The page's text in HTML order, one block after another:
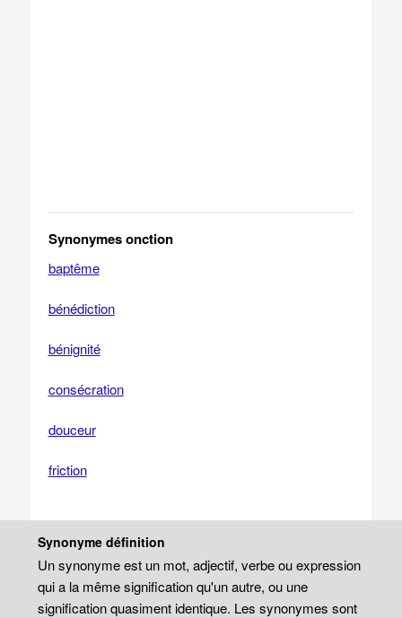
Synonymes onction
baptême
bénédiction
bénignité
consécration
douceur
friction
Synonyme définition
Un synonyme est un mot, adjectif, verbe ou expression
qui a la même signification qu'un autre, ou une
signification quasiment identique. Les synonymes sont